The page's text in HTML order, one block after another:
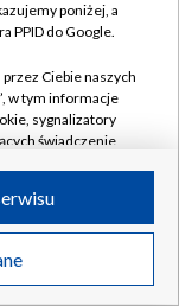
poniżej, a
PPID do Google.
Ciebie naszych
w tym informacje
sygnalizatory
świadczenie
Ciebie
IP, identyfikatory